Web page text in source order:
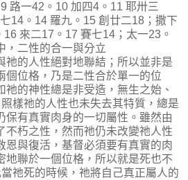
路一42。10 加四4。11 耶卅三
14。14 羅九。15 創廿二18；撒下
來二17。17 賽七14；太一23。
二性的合一與分立
祂的人性絕對地聯結；所以並非是
個位格，乃是二性合於單一的位
的神性總是非受造，無生之始、
樣祂的人性也未失去其特質，總是
保有真實肉身的一切屬性。雖然由
不朽之性，然而祂仍未改變祂人性
恩與復活，基督必須要有真實的肉
地聯於一個位格，所以就是死也不
祂死的時候，祂將自己真正屬人的